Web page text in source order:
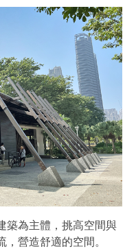
築為主體，挑高空間與
營造舒適的空間。